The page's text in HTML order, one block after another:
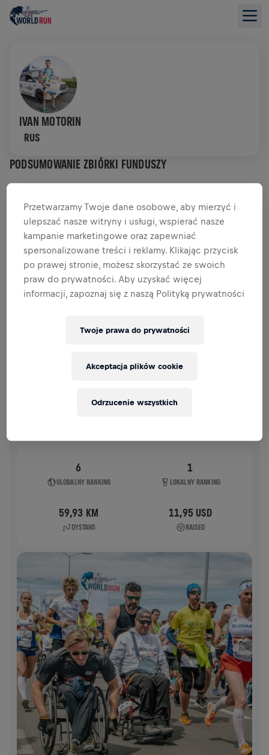
IVAN MOTORIN
RUS
PODSUMOWANIE ZBIÓRKI FUNDUSZY
DATKI PRZEKAŻ DATEK
Wpłać, aby zrobić różnicę! 100% Twojej darowizny
trafia na badania nad rdzeniem kręgowym.
HISTORIA
WINGS FOR LIFE WORLD RUN 2021
11:00 UTC
6
GLOBALNY RANKING
1
LOKALNY RANKING
59,93 KM
DYSTANS
11,95 USD
RAISED
Przetwarzamy Twoje dane osobowe, aby mierzyć i
ulepszać nasze witryny i usługi, wspierać nasze
kampanie marketingowe oraz zapewniać
spersonalizowane treści i reklamy. Klikając przycisk
po prawej stronie, możesz skorzystać ze swoich
praw do prywatności. Aby uzyskać więcej
informacji, zapoznaj się z naszą Polityką prywatności
Twoje prawa do prywatności
Odrzucenie wszystkich
Akceptacja plików cookie